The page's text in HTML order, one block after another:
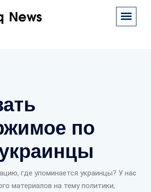
по
где упоминается украинцы? У нас
материалов на тему политики,